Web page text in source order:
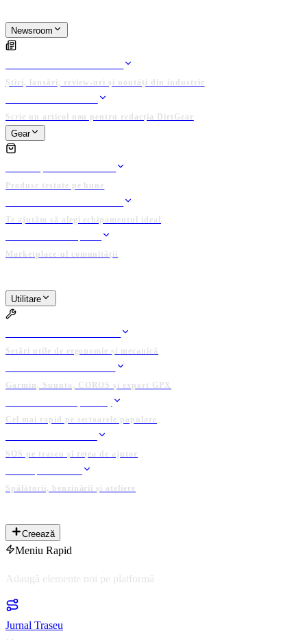
Newsroom
Știri, lansări, review-uri și noutăți din industrie
Scrie un articol nou pentru redacția DirtGear
Gear
Produse testate pe bune
Te ajutăm să alegi echipamentul ideal
Marketplace-ul comunității
Utilitare
Setări utile de ergonomie și mecanică
Garmin, Suunto, COROS și export GPX
Cel mai rapid pe sectoarele populare
SOS pe traseu și rețea de ajutor
Spălătorii, benzinării și ateliere
Creează
Meniu Rapid
Adaugă elemente noi pe platformă
Jurnal Traseu